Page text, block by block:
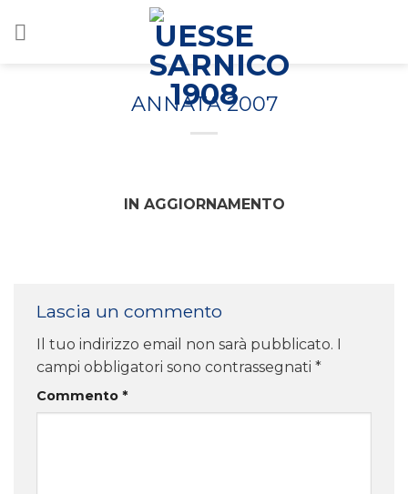
ANNATA 2007
IN AGGIORNAMENTO
Lascia un commento
Il tuo indirizzo email non sarà pubblicato.
campi obbligatori sono contrassegnati *
Commento *